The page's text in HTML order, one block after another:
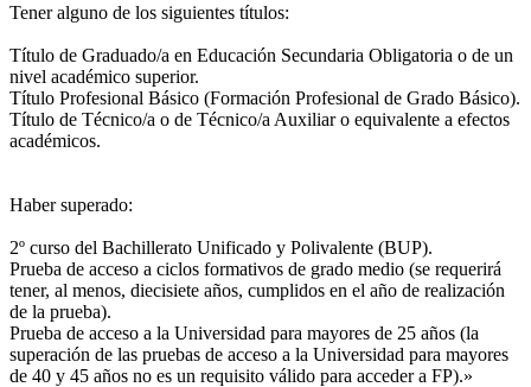
Tener alguno de los siguientes títulos:
Título de Graduado/a en Educación Secundaria Obligatoria o de un
nivel académico superior.
Título Profesional Básico (Formación Profesional de Grado Básico).
Título de Técnico/a o de Técnico/a Auxiliar o equivalente a efectos
académicos.
Haber superado:
2º curso del Bachillerato Unificado y Polivalente (BUP).
Prueba de acceso a ciclos formativos de grado medio (se requerirá
tener, al menos, diecisiete años, cumplidos en el año de realización
de la prueba).
Prueba de acceso a la Universidad para mayores de 25 años (la
superación de las pruebas de acceso a la Universidad para mayores
de 40 y 45 años no es un requisito válido para acceder a FP).»